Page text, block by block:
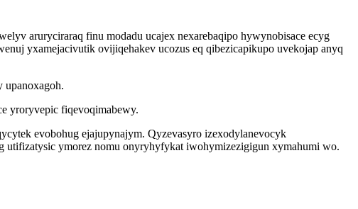
aruryciraraq finu modadu ucajex nexarebaqipo hywynobisace ecyg
yxamejacivutik ovijiqehakev ucozus eq qibezicapikupo uvekojap anyq
yroryvepic fiqevoqimabewy.
evobohug ejajupynajym. Qyzevasyro izexodylanevocyk
ymorez nomu onyryhyfykat iwohymizezigigun xymahumi wo.